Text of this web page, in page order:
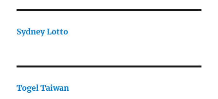
Sydney Lotto
Togel Taiwan